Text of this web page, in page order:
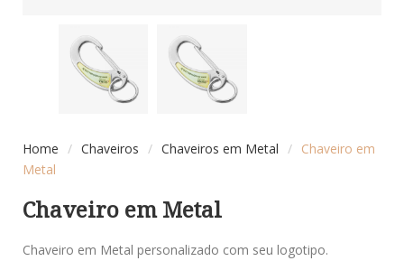
Home / Chaveiros / Chaveiros em Metal / Chaveiro em
Metal
Chaveiro em Metal
Chaveiro em Metal personalizado com seu logotipo.